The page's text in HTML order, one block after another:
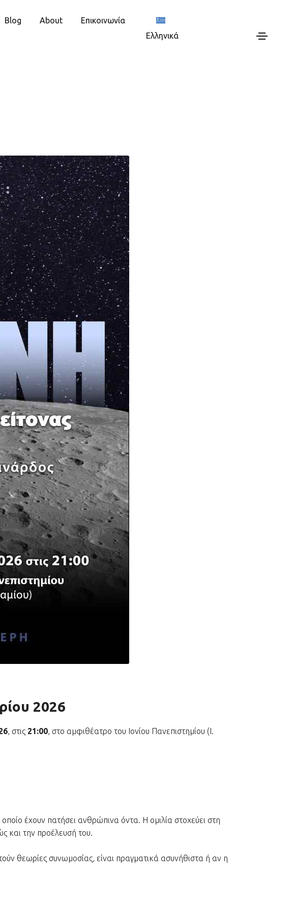
Blog About
Επικοινωνία
Ελληνικά
2026
, στις 21:00, στο αμφιθέατρο του Ιονίου Πανεπιστημίου (Ι.
έχουν πατήσει ανθρώπινα όντα. Η ομιλία στοχεύει στη
και την προέλευσή του.
θεωρίες συνωμοσίας, είναι πραγματικά ασυνήθιστα ή αν η